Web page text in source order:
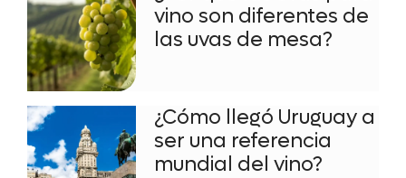
vino son diferentes de
las uvas de mesa?
¿Cómo llegó Uruguay a
ser una referencia
mundial del vino?